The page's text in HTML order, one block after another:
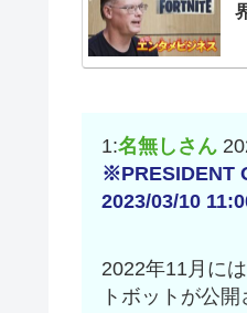
1:名無しさん
※PRESIDENT
2023/03/10
2022年11月に
トボットが公